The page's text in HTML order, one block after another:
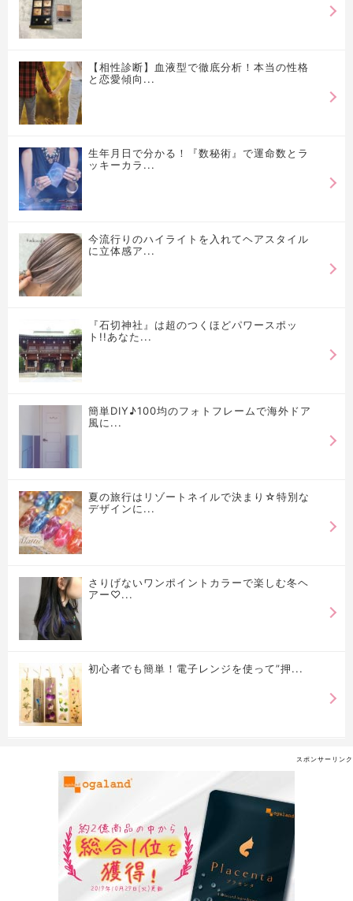
【相性診断】血液型で徹底分析！本当の性格
と恋愛傾向...
生年月日で分かる！『数秘術』で運命数とラ
ッキーカラ...
今流行りのハイライトを入れてヘアスタイル
に立体感ア...
『石切神社』は超のつくほどパワースポッ
ト!!あなた...
簡単DIY♪100均のフォトフレームで海外ドア
風に...
夏の旅行はリゾートネイルで決まり☆特別な
デザインに...
さりげないワンポイントカラーで楽しむ冬ヘ
アー♡...
初心者でも簡単！電子レンジを使って”押...
スポンサーリンク